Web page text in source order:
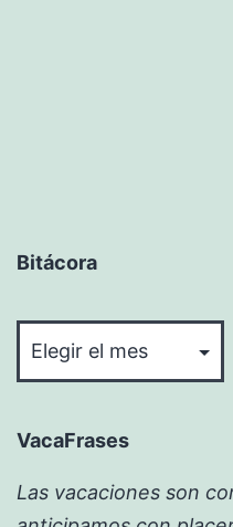
Bitácora
VacaFrases
Las vacaciones son